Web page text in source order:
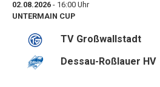
02.08.2026 - 16:00 Uhr
UNTERMAIN CUP
TV Großwallstadt
Dessau-Roßlauer HV